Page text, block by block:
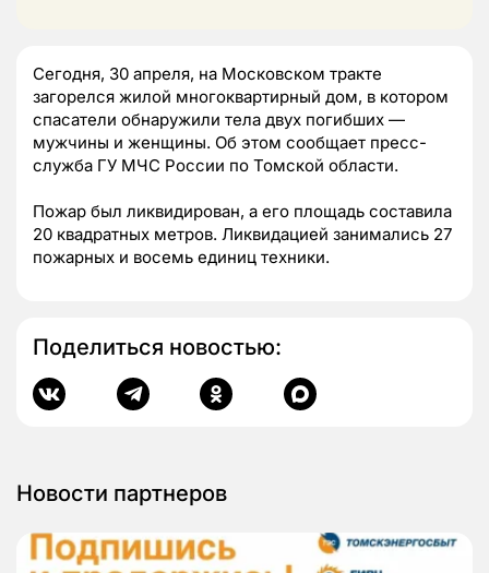
Сегодня, 30 апреля, на Московском тракте
загорелся жилой многоквартирный дом, в котором
спасатели обнаружили тела двух погибших —
мужчины и женщины. Об этом сообщает пресс-
служба ГУ МЧС России по Томской области.
Пожар был ликвидирован, а его площадь составила
20 квадратных метров. Ликвидацией занимались 27
пожарных и восемь единиц техники.
Поделиться новостью:
Новости партнеров